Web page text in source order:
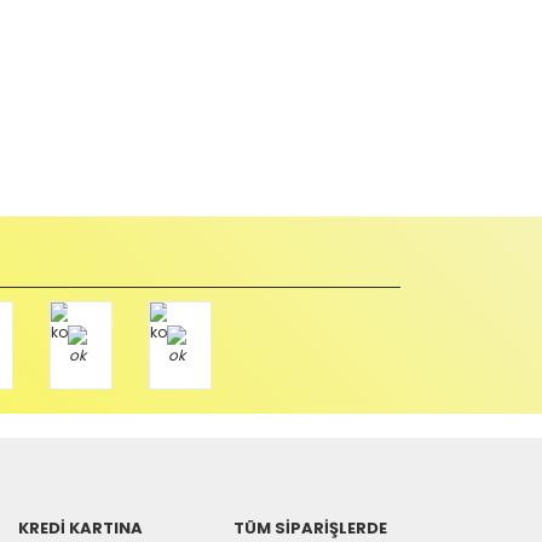
KREDİ KARTINA
TÜM SİPARİŞLERDE